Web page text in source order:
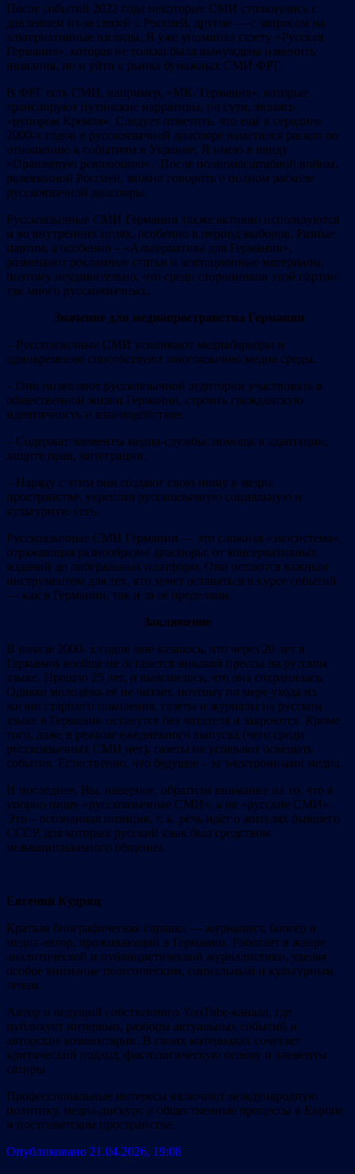
После событий 2022 года некоторые СМИ столкнулись с
давлением из-за связей с Россией, другие — с запросом на
альтернативные взгляды. Я уже упоминал газету «Русская
Германия», которая не только была вынуждена изменить
названия, но и уйти с рынка бумажных СМИ ФРГ.
В ФРГ есть СМИ, например, «МК- Германия», которые
транслируют путинские нарративы, по сути, являясь
«рупором Кремля». Следует отметить, что ещё в середине
2000-х годов в русскоязычной диаспоре наметился раскол по
отношению к событиям в Украине. Я имею в ввиду
«Оранжевую революцию». После полномасштабной войны,
развязанной Россией, можно говорить о полном расколе
русскоязычной диаспоры.
Русскоязычные СМИ Германии также активно используются
и во внутренних целях, особенно в период выборов. Разные
партии, а особенно – «Альтернатива для Германии»,
размещают рекламные статьи и агитационные материалы,
поэтому неудивительно, что среди сторонников этой партии
так много русскоязычных.
Значение для медиапространства Германии
– Русскоязычные СМИ усиливают медиабарьеры и
одновременно способствуют многоязычию медиа среды.
– Они позволяют русскоязычной аудитории участвовать в
общественной жизни Германии, строить гражданскую
идентичность и взаимодействие.
– Содержат элементы медиа‑службы: помощь в адаптации,
защите прав, интеграции.
– Наряду с этим они создают свою нишу в медиа
пространстве, укрепляя русскоязычную социальную и
культурную сеть.
Русскоязычные СМИ Германии — это сложная «экосистема»,
отражающая разнообразие диаспоры: от консервативных
изданий до либеральных платформ. Они остаются важным
инструментом для тех, кто хочет оставаться в курсе событий
— как в Германии, так и за её пределами.
Заключение
В начале 2000- х годов мне казалось, что через 20 лет в
Германии вообще не останется никакой прессы на русском
языке. Прошло 25 лет, и выяснилось, что она сохранилась.
Однако молодёжь её не читает, поэтому по мере ухода из
жизни старшего поколения, газеты и журналы на русском
языке в Германии останутся без читателя и закроются. Кроме
того, даже в режиме ежедневного выпуска (чего среди
русскоязычных СМИ нет), газеты не успевают освещать
события. Естественно, что будущее – за электронными медиа.
И последнее. Вы, наверное, обратили внимание на то, что я
упорно пишу «русскоязычные СМИ», а не «русские СМИ».
Это – осознанная позиция, т. к. речь идёт о жителях бывшего
СССР, для которых русский язык был средством
межнационального общения.
Евгений Кудряц
Краткая биографическая справка — журналист, блогер и
медиа-автор, проживающий в Германии. Работает в жанре
аналитической и публицистической журналистики, уделяя
особое внимание политическим, социальным и культурным
темам.
Автор и ведущий собственного YouTube-канала, где
публикует интервью, разборы актуальных событий и
авторские комментарии. В своих материалах сочетает
критический подход, фактологическую основу и элементы
сатиры.
Профессиональные интересы включают международную
политику, медиа-дискурс и общественные процессы в Европе
и постсоветском пространстве.
Опубликовано 21.04.2026, 19:08